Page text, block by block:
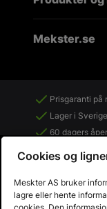
Mekster.se
Prisgaranti på
Lager i Sverige
60 dagers
Gratis returer
Cookies og
Meskter AS bruker
lagre eller hente